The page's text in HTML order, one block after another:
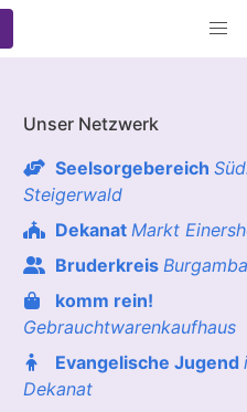
Unser Netzwerk
Seelsorgebereich
Steigerwald
Dekanat Markt
Bruderkreis
komm rein!
Gebrauchtwarenkaufhaus
Evangelische Jugend
Dekanat